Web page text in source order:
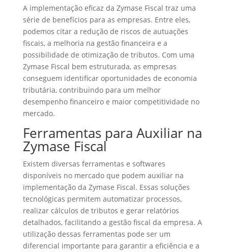
A implementação eficaz da Zymase Fiscal traz uma
série de benefícios para as empresas. Entre eles,
podemos citar a redução de riscos de autuações
fiscais, a melhoria na gestão financeira e a
possibilidade de otimização de tributos. Com uma
Zymase Fiscal bem estruturada, as empresas
conseguem identificar oportunidades de economia
tributária, contribuindo para um melhor
desempenho financeiro e maior competitividade no
mercado.
Ferramentas para Auxiliar na
Zymase Fiscal
Existem diversas ferramentas e softwares
disponíveis no mercado que podem auxiliar na
implementação da Zymase Fiscal. Essas soluções
tecnológicas permitem automatizar processos,
realizar cálculos de tributos e gerar relatórios
detalhados, facilitando a gestão fiscal da empresa. A
utilização dessas ferramentas pode ser um
diferencial importante para garantir a eficiência e a